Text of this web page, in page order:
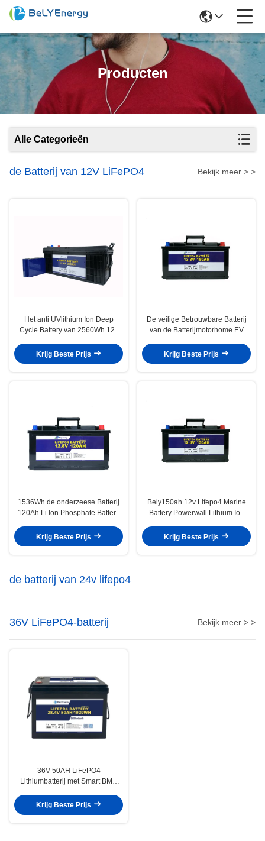
Producten
Alle Categorieën
de Batterij van 12V LiFePO4 Bekijk meer > >
Het anti UVlithium Ion Deep
Cycle Battery van 2560Wh 12v
Krijg Beste Prijs
De veilige Betrouwbare Batterij
van de Batterijmotorhome EV
Krijg Beste Prijs
1536Wh de onderzeese Batterij
120Ah Li Ion Phosphate Battery
Krijg Beste Prijs
Bely150ah 12v Lifepo4 Marine
Battery Powerwall Lithium Ion
Krijg Beste Prijs
de batterij van 24v lifepo4
36V LiFePO4-batterij Bekijk meer > >
36V 50AH LiFePO4
Lithiumbatterij met Smart BMS
schepen en schepen
Krijg Beste Prijs